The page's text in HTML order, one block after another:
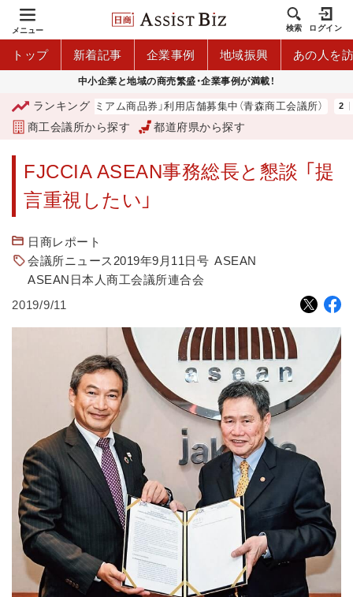
メニュー 検索 ログイン
トップ 新着記事 企業事例 地域振興 あの人を
中小企業と地域の商売繁盛・企業事例が満載！
ランキング
「青森市プレミアム商品券」利用店舗募集中（青森商工会議所）
商工会議所から探す 都道府県から探す
FJCCIA ASEAN事務総長と懇談 「提
言重視したい」
日商レポート
会議所ニュース2019年9月11日号 ASEAN
ASEAN日本人商工会議所連合会
2019/9/11